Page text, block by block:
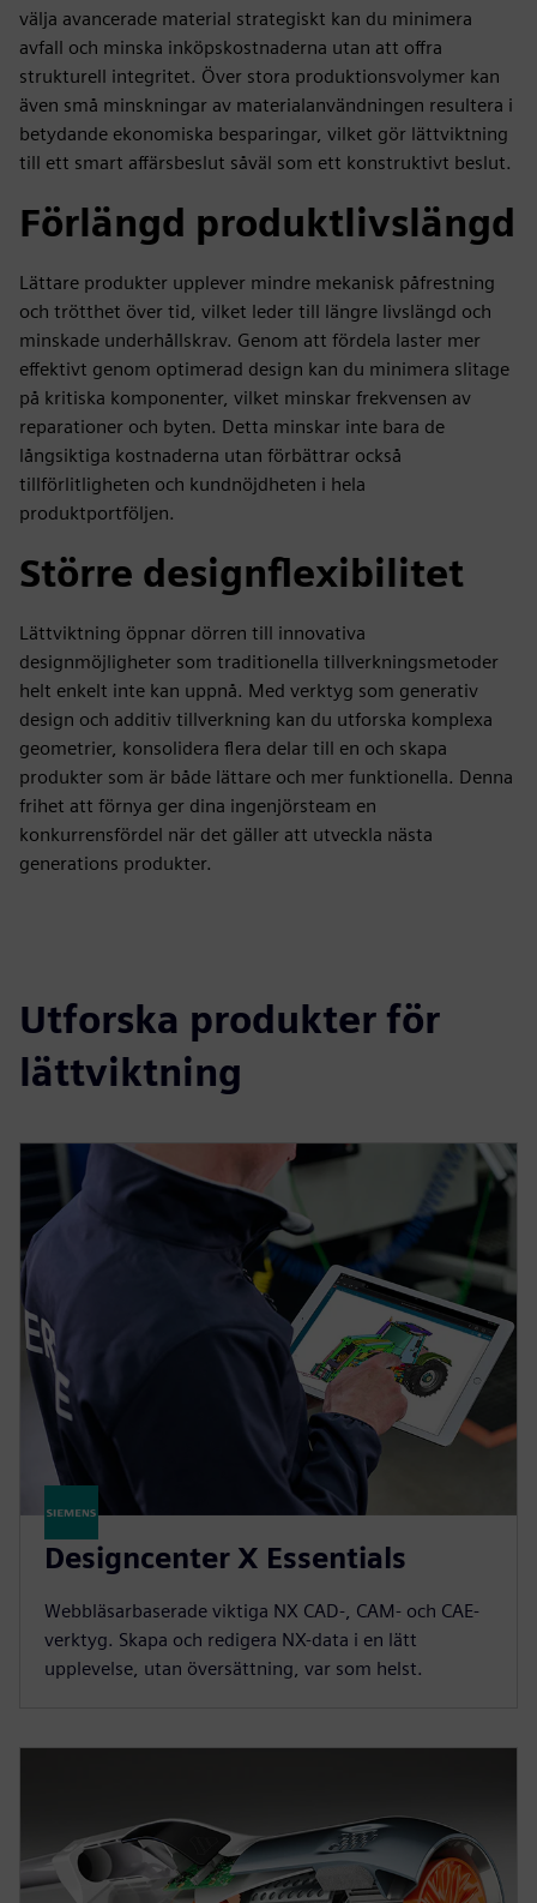
välja avancerade material strategiskt kan du minimera
avfall och minska inköpskostnaderna utan att offra
strukturell integritet. Över stora produktionsvolymer kan
även små minskningar av materialanvändningen resultera i
betydande ekonomiska besparingar, vilket gör lättviktning
till ett smart affärsbeslut såväl som ett konstruktivt beslut.
Förlängd produktlivslängd
Lättare produkter upplever mindre mekanisk påfrestning
och trötthet över tid, vilket leder till längre livslängd och
minskade underhållskrav. Genom att fördela laster mer
effektivt genom optimerad design kan du minimera slitage
på kritiska komponenter, vilket minskar frekvensen av
reparationer och byten. Detta minskar inte bara de
långsiktiga kostnaderna utan förbättrar också
tillförlitligheten och kundnöjdheten i hela
produktportföljen.
Större designflexibilitet
Lättviktning öppnar dörren till innovativa
designmöjligheter som traditionella tillverkningsmetoder
helt enkelt inte kan uppnå. Med verktyg som generativ
design och additiv tillverkning kan du utforska komplexa
geometrier, konsolidera flera delar till en och skapa
produkter som är både lättare och mer funktionella. Denna
frihet att förnya ger dina ingenjörsteam en
konkurrensfördel när det gäller att utveckla nästa
generations produkter.
Utforska produkter för
lättviktning
Designcenter X Essentials
Webbläsarbaserade viktiga NX CAD-, CAM- och CAE-
verktyg. Skapa och redigera NX-data i en lätt
upplevelse, utan översättning, var som helst.